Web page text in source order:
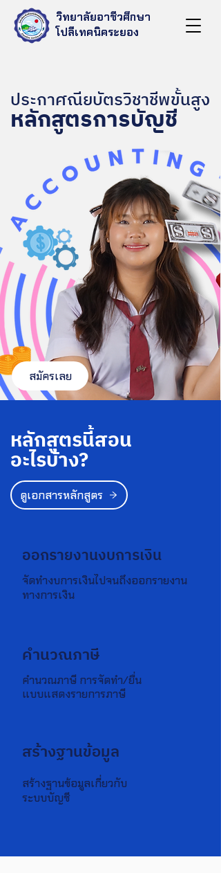
วิทยาลัยอาชีวศึกษา
โปลีเทคนิคระยอง
ประกาศณียบัตรวิชาชีพขั้นสูง
หลักสูตรการบัญชี
สมัครเลย
หลักสูตรนี้สอน
อะไรบ้าง?
ดูเอกสารหลักสูตร
ออกรายงานงบการเงิน
จัดทำงบการเงินไปจนถึงออกรายงาน
ทางการเงิน
คำนวณภาษี
คำนวณภาษี การจัดทำ/ยื่น
แบบแสดงรายการภาษี
สร้างฐานข้อมูล
สร้างฐานข้อมูลเกี่ยวกับ
ระบบบัญชี